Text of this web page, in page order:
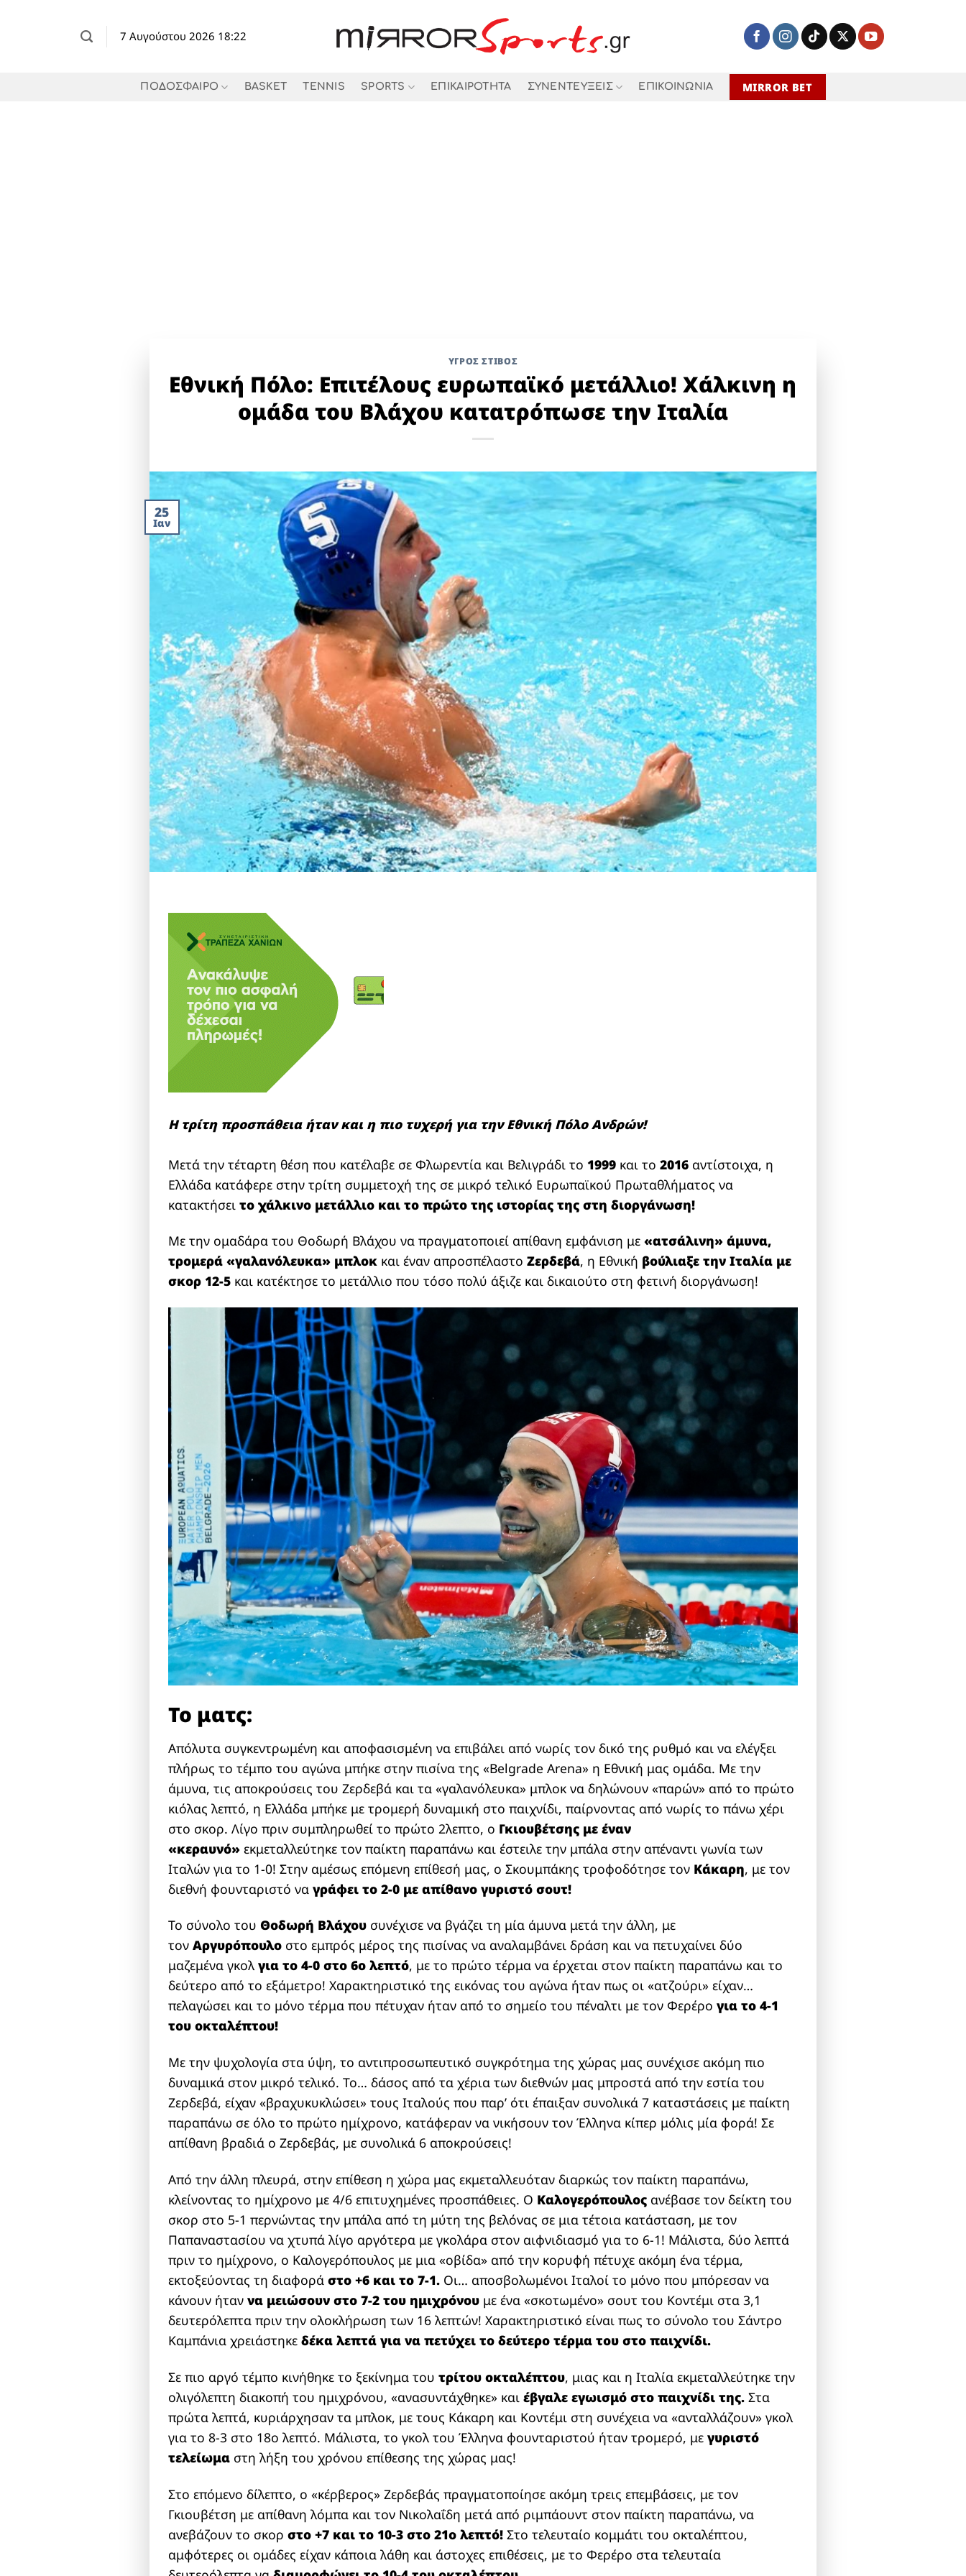
7 Αυγούστου 2026 18:22
ΠΟΔΟΣΦΑΙΡΟ BASKET TENNIS SPORTS ΕΠΙΚΑΙΡΟΤΗΤΑ ΣΥΝΕΝΤΕΥΞΕΙΣ ΕΠΙΚΟΙΝΩΝΙΑ MIRROR BET
ΥΓΡΌΣ ΣΤΊΒΟΣ
Εθνική Πόλο: Επιτέλους ευρωπαϊκό μετάλλιο! Χάλκινη η
ομάδα του Βλάχου κατατρόπωσε την Ιταλία
25
Ιαν
Η τρίτη προσπάθεια ήταν και η πιο τυχερή για τηνΕθνική Πόλο Ανδρών!
Μετά την τέταρτη θέση που κατέλαβε σε Φλωρεντία και Βελιγράδι το 1999 και το2016 αντίστοιχα, η
Ελλάδα κατάφερε στην τρίτη συμμετοχή της σε μικρό τελικό Ευρωπαϊκού Πρωταθλήματος να
κατακτήσει το χάλκινο μετάλλιο και το πρώτο της ιστορίας της στη διοργάνωση!
Με την ομαδάρα του Θοδωρή Βλάχου να πραγματοποιεί απίθανη εμφάνιση με«ατσάλινη» άμυνα,
τρομερά «γαλανόλευκα» μπλοκ και έναν απροσπέλαστοΖερδεβά, η Εθνική βούλιαξε την Ιταλία με
σκορ 12-5 και κατέκτησε το μετάλλιο που τόσο πολύ άξιζε και δικαιούτο στη φετινή διοργάνωση!
Το ματς:
Απόλυτα συγκεντρωμένη και αποφασισμένη να επιβάλει από νωρίς τον δικό της ρυθμό και να ελέγξει
πλήρως το τέμπο του αγώνα μπήκε στην πισίνα της «Belgrade Arena» η Εθνική μας ομάδα. Με την
άμυνα, τις αποκρούσεις του Ζερδεβά και τα «γαλανόλευκα» μπλοκ να δηλώνουν «παρών» από το πρώτο
κιόλας λεπτό, η Ελλάδα μπήκε με τρομερή δυναμική στο παιχνίδι, παίρνοντας από νωρίς το πάνω χέρι
στο σκορ. Λίγο πριν συμπληρωθεί το πρώτο 2λεπτο, ο Γκιουβέτσης με έναν
«κεραυνό» εκμεταλλεύτηκε τον παίκτη παραπάνω και έστειλε την μπάλα στην απέναντι γωνία των
Ιταλών για το 1-0! Στην αμέσως επόμενη επίθεσή μας, ο Σκουμπάκης τροφοδότησε τον Κάκαρη, με τον
διεθνή φουνταριστό ναγράφει το 2-0 με απίθανο γυριστό σουτ!
Το σύνολο του Θοδωρή Βλάχου συνέχισε να βγάζει τη μία άμυνα μετά την άλλη, με
τονΑργυρόπουλο στο εμπρός μέρος της πισίνας να αναλαμβάνει δράση και να πετυχαίνει δύο
μαζεμένα γκολγια το 4-0 στο 6ο λεπτό, με το πρώτο τέρμα να έρχεται στον παίκτη παραπάνω και το
δεύτερο από το εξάμετρο! Χαρακτηριστικό της εικόνας του αγώνα ήταν πως οι «ατζούρι» είχαν…
πελαγώσει και το μόνο τέρμα που πέτυχαν ήταν από το σημείο του πέναλτι με τον Φερέρογια το 4-1
του οκταλέπτου!
Με την ψυχολογία στα ύψη, το αντιπροσωπευτικό συγκρότημα της χώρας μας συνέχισε ακόμη πιο
δυναμικά στον μικρό τελικό. Το… δάσος από τα χέρια των διεθνών μας μπροστά από την εστία του
Ζερδεβά, είχαν «βραχυκυκλώσει» τους Ιταλούς που παρ’ ότι έπαιξαν συνολικά 7 καταστάσεις με παίκτη
παραπάνω σε όλο το πρώτο ημίχρονο, κατάφεραν να νικήσουν τον Έλληνα κίπερ μόλις μία φορά! Σε
απίθανη βραδιά ο Ζερδεβάς, με συνολικά 6 αποκρούσεις!
Από την άλλη πλευρά, στην επίθεση η χώρα μας εκμεταλλευόταν διαρκώς τον παίκτη παραπάνω,
κλείνοντας το ημίχρονο με 4/6 επιτυχημένες προσπάθειες. Ο Καλογερόπουλος ανέβασε τον δείκτη του
σκορ στο 5-1 περνώντας την μπάλα από τη μύτη της βελόνας σε μια τέτοια κατάσταση, με τον
Παπαναστασίου να χτυπά λίγο αργότερα με γκολάρα στον αιφνιδιασμό για το 6-1! Μάλιστα, δύο λεπτά
πριν το ημίχρονο, ο Καλογερόπουλος με μια «οβίδα» από την κορυφή πέτυχε ακόμη ένα τέρμα,
εκτοξεύοντας τη διαφοράστο +6 και το 7-1. Οι… αποσβολωμένοι Ιταλοί το μόνο που μπόρεσαν να
κάνουν ήταννα μειώσουν στο 7-2 του ημιχρόνου με ένα «σκοτωμένο» σουτ του Κοντέμι στα 3,1
δευτερόλεπτα πριν την ολοκλήρωση των 16 λεπτών! Χαρακτηριστικό είναι πως το σύνολο του Σάντρο
Καμπάνια χρειάστηκεδέκα λεπτά για να πετύχει το δεύτερο τέρμα του στο παιχνίδι.
Σε πιο αργό τέμπο κινήθηκε το ξεκίνημα του τρίτου οκταλέπτου, μιας και η Ιταλία εκμεταλλεύτηκε την
ολιγόλεπτη διακοπή του ημιχρόνου, «ανασυντάχθηκε» καιέβγαλε εγωισμό στο παιχνίδι της. Στα
πρώτα λεπτά, κυριάρχησαν τα μπλοκ, με τους Κάκαρη και Κοντέμι στη συνέχεια να «ανταλλάζουν» γκολ
για το 8-3 στο 18ο λεπτό. Μάλιστα, το γκολ του Έλληνα φουνταριστού ήταν τρομερό, μεγυριστό
τελείωμα στη λήξη του χρόνου επίθεσης της χώρας μας!
Στο επόμενο δίλεπτο, ο «κέρβερος» Ζερδεβάς πραγματοποίησε ακόμη τρεις επεμβάσεις, με τον
Γκιουβέτση με απίθανη λόμπα και τον Νικολαΐδη μετά από ριμπάουντ στον παίκτη παραπάνω, να
ανεβάζουν το σκορ στο +7 και το 10-3 στο 21ο λεπτό! Στο τελευταίο κομμάτι του οκταλέπτου,
αμφότερες οι ομάδες είχαν κάποια λάθη και άστοχες επιθέσεις, με το Φερέρο στα τελευταία